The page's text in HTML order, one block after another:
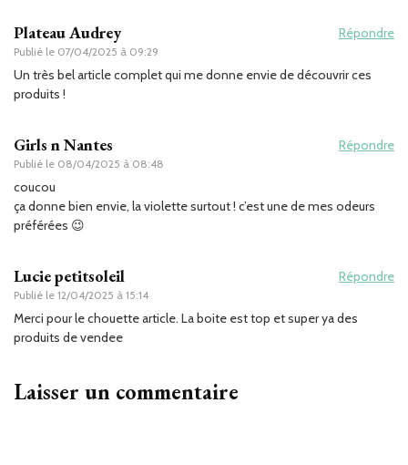
Plateau Audrey
Publié le 07/04/2025 à 09:29
Répondre
Un très bel article complet qui me donne envie de découvrir ces
produits !
Girls n Nantes
Publié le 08/04/2025 à 08:48
Répondre
coucou
ça donne bien envie, la violette surtout ! c’est une de mes odeurs
préférées 😉
Lucie petitsoleil
Publié le 12/04/2025 à 15:14
Répondre
Merci pour le chouette article. La boite est top et super ya des
produits de vendee
Laisser un commentaire